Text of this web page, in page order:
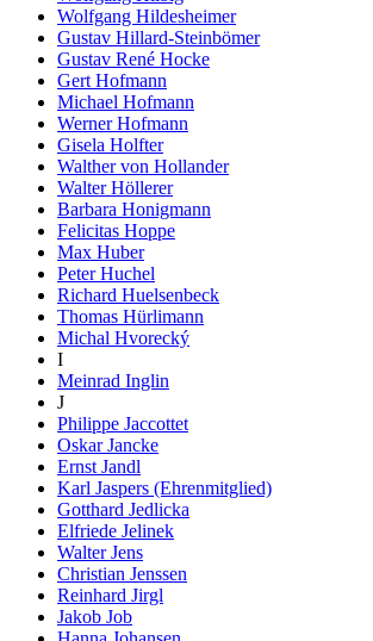
Wolfgang Hildesheimer
Gustav Hillard-Steinbömer
Gustav René Hocke
Gert Hofmann
Michael Hofmann
Werner Hofmann
Gisela Holfter
Walther von Hollander
Walter Höllerer
Barbara Honigmann
Felicitas Hoppe
Max Huber
Peter Huchel
Richard Huelsenbeck
Thomas Hürlimann
Michal Hvorecký
I
Meinrad Inglin
J
Philippe Jaccottet
Oskar Jancke
Ernst Jandl
Karl Jaspers (Ehrenmitglied)
Gotthard Jedlicka
Elfriede Jelinek
Walter Jens
Christian Jenssen
Reinhard Jirgl
Jakob Job